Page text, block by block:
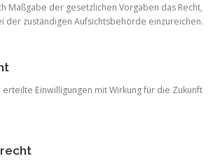
Maßgabe der gesetzlichen Vorgaben das Recht,
der zuständigen Aufsichtsbehörde einzureichen.
erteilte Einwilligungen mit Wirkung für die Zukunft